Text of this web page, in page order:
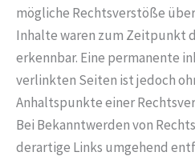
mögliche Rechtsverstöße
Inhalte waren zum Zeitpunkt
erkennbar. Eine permanente
verlinkten Seiten ist jedoch
Anhaltspunkte einer
Bei Bekanntwerden von
derartige Links umgehend